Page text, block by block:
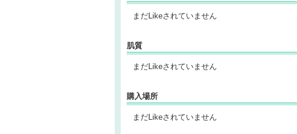
まだLikeされていません
肌質
まだLikeされていません
購入場所
まだLikeされていません